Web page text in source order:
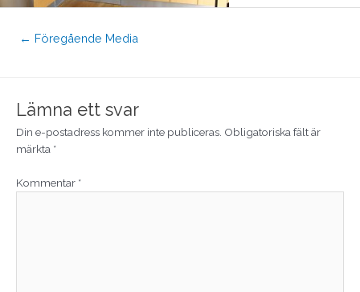
← Föregående Media
Lämna ett svar
Din e-postadress kommer inte publiceras. Obligatoriska fält är
märkta *
Kommentar *